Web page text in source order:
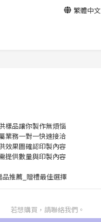
繁體中文
樣品讓你製作無煩惱
業務一對一快速接洽
效果圖確認印製內容
提供數量與印製內容
推薦_贈禮最佳選擇
若想購買，請聯絡我們。